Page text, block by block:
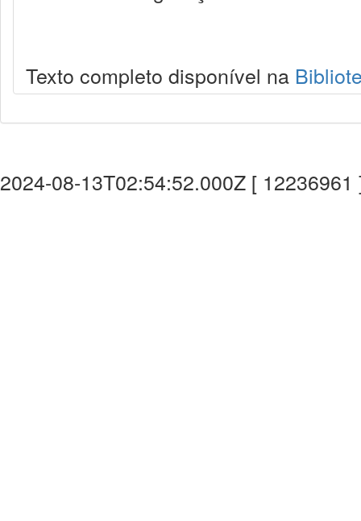
Texto completo disponível na
2024-08-13T02:54:52.000Z [ 12236961